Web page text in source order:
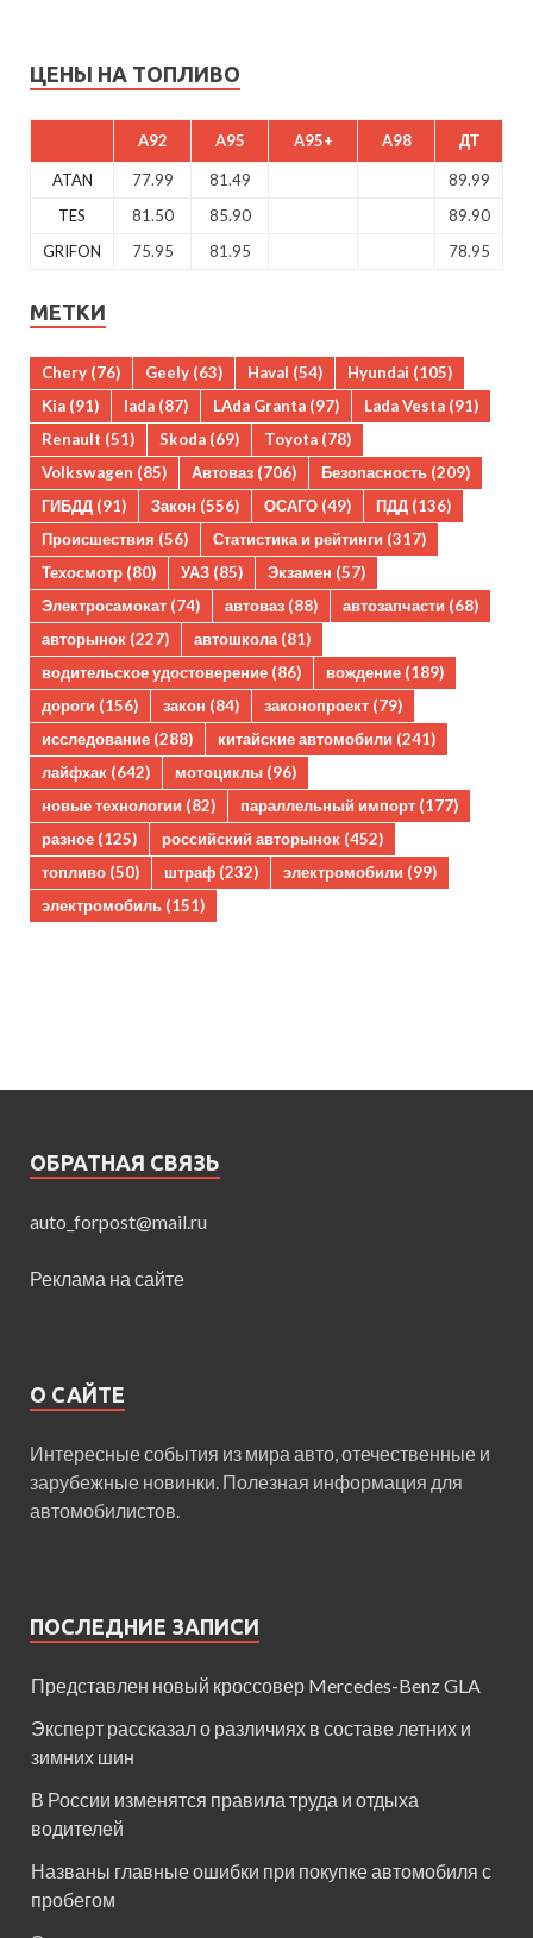
ЦЕНЫ НА ТОПЛИВО
A92 A95 A95+ A98 ДТ
ATAN 77.99 81.49
89.99
TES
81.50 85.90
89.90
GRIFON
75.95 81.95 78.95
МЕТКИ
Chery (76) Geely (63) Haval (54) Hyundai (105)
Kia (91) lada (87) LAda Granta (97) Lada Vesta (91)
Renault (51) Skoda (69) Toyota (78)
Volkswagen (85) Автоваз (706) Безопасность (209)
ГИБДД (91) Закон (556) ОСАГО (49) ПДД (136)
Происшествия (56) Статистика и рейтинги (317)
Техосмотр (80) УАЗ (85) Экзамен (57)
Электросамокат (74) автоваз (88) автозапчасти (68)
авторынок (227) автошкола (81)
водительское удостоверение (86) вождение (189)
дороги (156) закон (84) законопроект (79)
исследование (288) китайские автомобили (241)
лайфхак (642) мотоциклы (96)
новые технологии (82) параллельный импорт (177)
разное (125) российский авторынок (452)
топливо (50) штраф (232) электромобили (99)
электромобиль (151)
ОБРАТНАЯ СВЯЗЬ
auto_forpost@mail.ru
Реклама на сайте
О САЙТЕ
Интересные события из мира авто, отечественные и
зарубежные новинки. Полезная информация для
автомобилистов.
ПОСЛЕДНИЕ ЗАПИСИ
Представлен новый кроссовер Mercedes-Benz GLA
Эксперт рассказал о различиях в составе летних и
зимних шин
В России изменятся правила труда и отдыха
водителей
Названы главные ошибки при покупке автомобиля с
пробегом